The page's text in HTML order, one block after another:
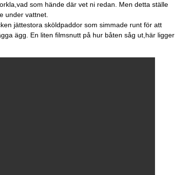
som hände där vet ni redan. Men detta ställe
under vattnet.
jättestora sköldpaddor som simmade runt för att
ägg. En liten filmsnutt på hur båten såg ut,här ligger